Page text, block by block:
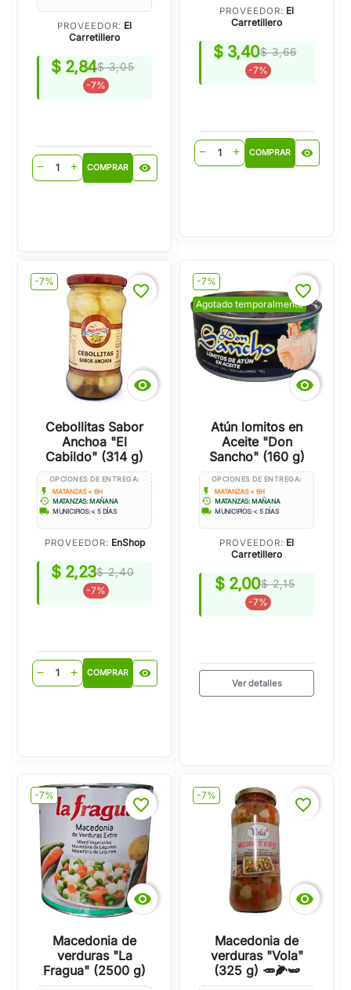
PROVEEDOR: El
Carretillero
$ 2,84$ 3,05
-7%
remove add COMPRAR visibility
PROVEEDOR: El
Carretillero
$ 3,40$ 3,66
-7%
remove add COMPRAR visibility
-7%

favorite_border
Cebollitas Sabor
Anchoa "El
Cabildo" (314 g)
OPCIONES DE ENTREGA:
flash_on MATANZAS < 6H
history MATANZAS: MAÑANA
local_shipping MUNICIPIOS: < 5 DÍAS
PROVEEDOR: EnShop
$ 2,23$ 2,40
-7%
remove add COMPRAR visibility
-7%
Agotado temporalmente

favorite_border
Atún lomitos en
Aceite "Don
Sancho" (160 g)
OPCIONES DE ENTREGA:
flash_on MATANZAS < 6H
history MATANZAS: MAÑANA
local_shipping MUNICIPIOS: < 5 DÍAS
PROVEEDOR: El
Carretillero
$ 2,00$ 2,15
-7%
Ver detalles
-7%

favorite_border
Macedonia de
verduras "La
Fragua" (2500 g)
-7%

favorite_border
Macedonia de
verduras "Vola"
(325 g) 🥕🌽🫛